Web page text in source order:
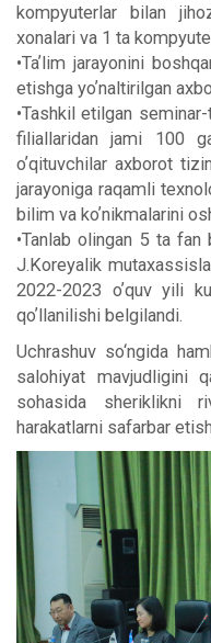
kompyuterlar bilan
xonalari va 1 ta
•Taʼlim jarayonini
etishga yoʼnaltirilgan
•Tashkil etilgan
filiallaridan jami 100
oʼqituvchilar axborot
jarayoniga raqamli
bilim va koʼnikmalarini
•Tanlab olingan 5 ta fan
J.Koreyalik
2022-2023 oʼquv yili
qoʼllanilishi belgilandi.
Uchrashuv so‘ngida
salohiyat mavjudligini
sohasida sheriklikni
harakatlarni safarbar